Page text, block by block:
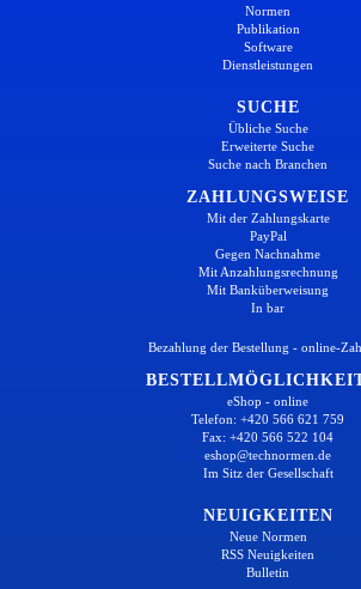
Normen
Publikation
Software
Dienstleistungen
SUCHE
Übliche Suche
Erweiterte Suche
Suche nach Branchen
ZAHLUNGSWEISE
Mit der Zahlungskarte
PayPal
Gegen Nachnahme
Mit Anzahlungsrechnung
Mit Banküberweisung
In bar
Bezahlung der Bestellung - online-
eShop - online
Telefon: +420 566 621 759
Fax: +420 566 522 104
eshop@technormen.de
Im Sitz der Gesellschaft
NEUIGKEITEN
Neue Normen
RSS Neuigkeiten
Bulletin